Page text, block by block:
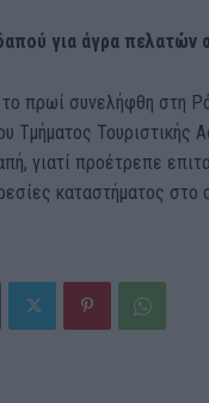
για άγρα πελατών
πρωί συνελήφθη στη
Τμήματος Τουριστικής
γιατί προέτρεπε
καταστήματος στο